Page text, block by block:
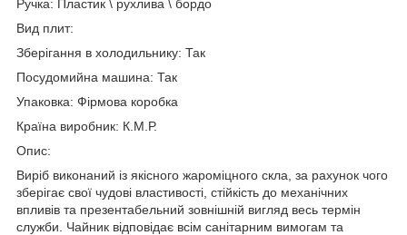
Ручка: Пластик \ рухлива \ бордо
Вид плит:
Зберігання в холодильнику: Так
Посудомийна машина: Так
Упаковка: Фірмова коробка
Країна виробник: К.М.Р.
Опис:
Виріб виконаний із якісного жароміцного скла, за рахунок чого
зберігає свої чудові властивості, стійкість до механічних
впливів та презентабельний зовнішній вигляд весь термін
служби. Чайник відповідає всім санітарним вимогам та